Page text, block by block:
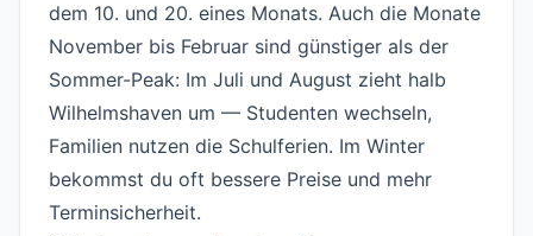
dem 10. und 20. eines Monats. Auch die Monate
November bis Februar sind günstiger als der
Sommer-Peak: Im Juli und August zieht halb
Wilhelmshaven um — Studenten wechseln,
Familien nutzen die Schulferien. Im Winter
bekommst du oft bessere Preise und mehr
Terminsicherheit.